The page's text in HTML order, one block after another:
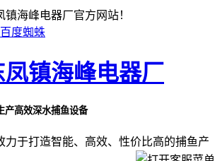
海峰电器厂官方网站！
百度蜘蛛
产高效深水捕鱼设备
力于打造智能、高效、性价比高的捕鱼产